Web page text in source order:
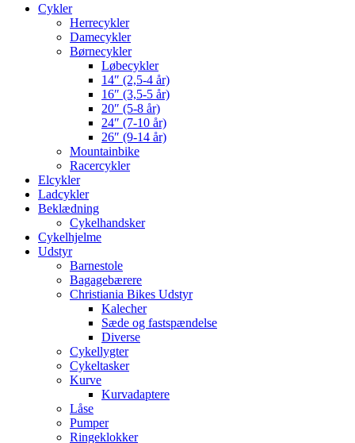
Cykler
Herrecykler
Damecykler
Børnecykler
Løbecykler
14″ (2,5-4 år)
16″ (3,5-5 år)
20″ (5-8 år)
24″ (7-10 år)
26″ (9-14 år)
Mountainbike
Racercykler
Elcykler
Ladcykler
Beklædning
Cykelhandsker
Cykelhjelme
Udstyr
Barnestole
Bagagebærere
Christiania Bikes Udstyr
Kalecher
Sæde og fastspændelse
Diverse
Cykellygter
Cykeltasker
Kurve
Kurvadaptere
Låse
Pumper
Ringeklokker